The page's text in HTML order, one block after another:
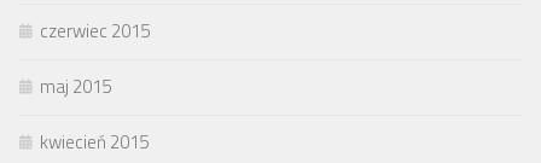
czerwiec 2015
maj 2015
kwiecień 2015